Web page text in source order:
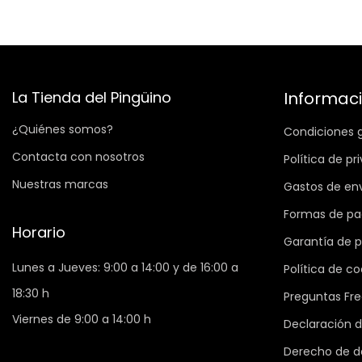
La Tienda del Pingüino
¿Quiénes somos?
Contacta con nosotros
Nuestras marcas
Horario
Lunes a Jueves: 9:00 a 14:00 y de 16:00 a
18:30 h
Viernes de 9:00 a 14:00 h
Condiciones
Política de
Gastos de
Formas de
Garantía de
Política de
Preguntas
Declaración
Derecho de